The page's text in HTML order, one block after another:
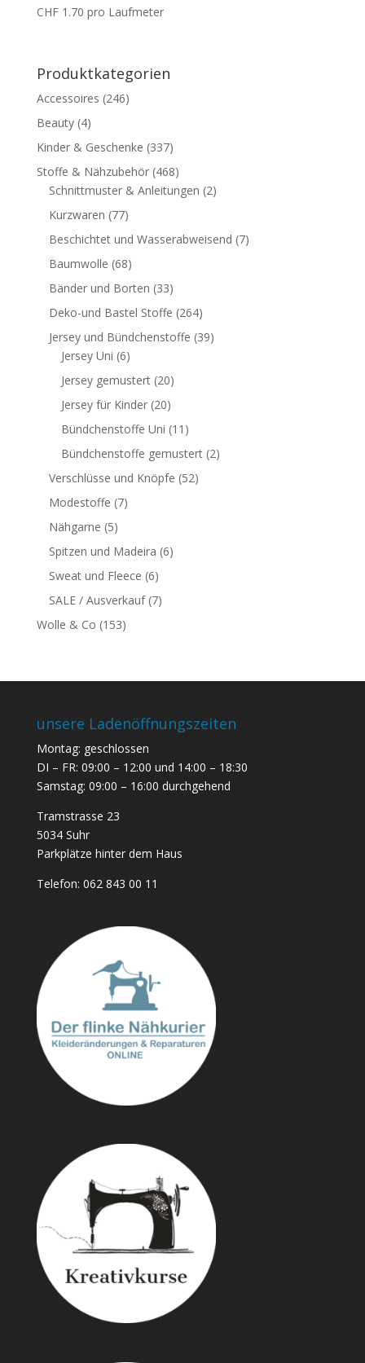
CHF1.70 pro Laufmeter
Produktkategorien
Accessoires (246)
Beauty (4)
Kinder & Geschenke (337)
Stoffe & Nähzubehör (468)
Schnittmuster & Anleitungen (2)
Kurzwaren (77)
Beschichtet und Wasserabweisend (7)
Baumwolle (68)
Bänder und Borten (33)
Deko-und Bastel Stoffe (264)
Jersey und Bündchenstoffe (39)
Jersey Uni (6)
Jersey gemustert (20)
Jersey für Kinder (20)
Bündchenstoffe Uni (11)
Bündchenstoffe gemustert (2)
Verschlüsse und Knöpfe (52)
Modestoffe (7)
Nähgarne (5)
Spitzen und Madeira (6)
Sweat und Fleece (6)
SALE / Ausverkauf (7)
Wolle & Co (153)
unsere Ladenöffnungszeiten
Montag: geschlossen
DI – FR: 09:00 – 12:00 und 14:00 – 18:30
Samstag: 09:00 – 16:00 durchgehend
Tramstrasse 23
5034 Suhr
Parkplätze hinter dem Haus
Telefon: 062 843 00 11